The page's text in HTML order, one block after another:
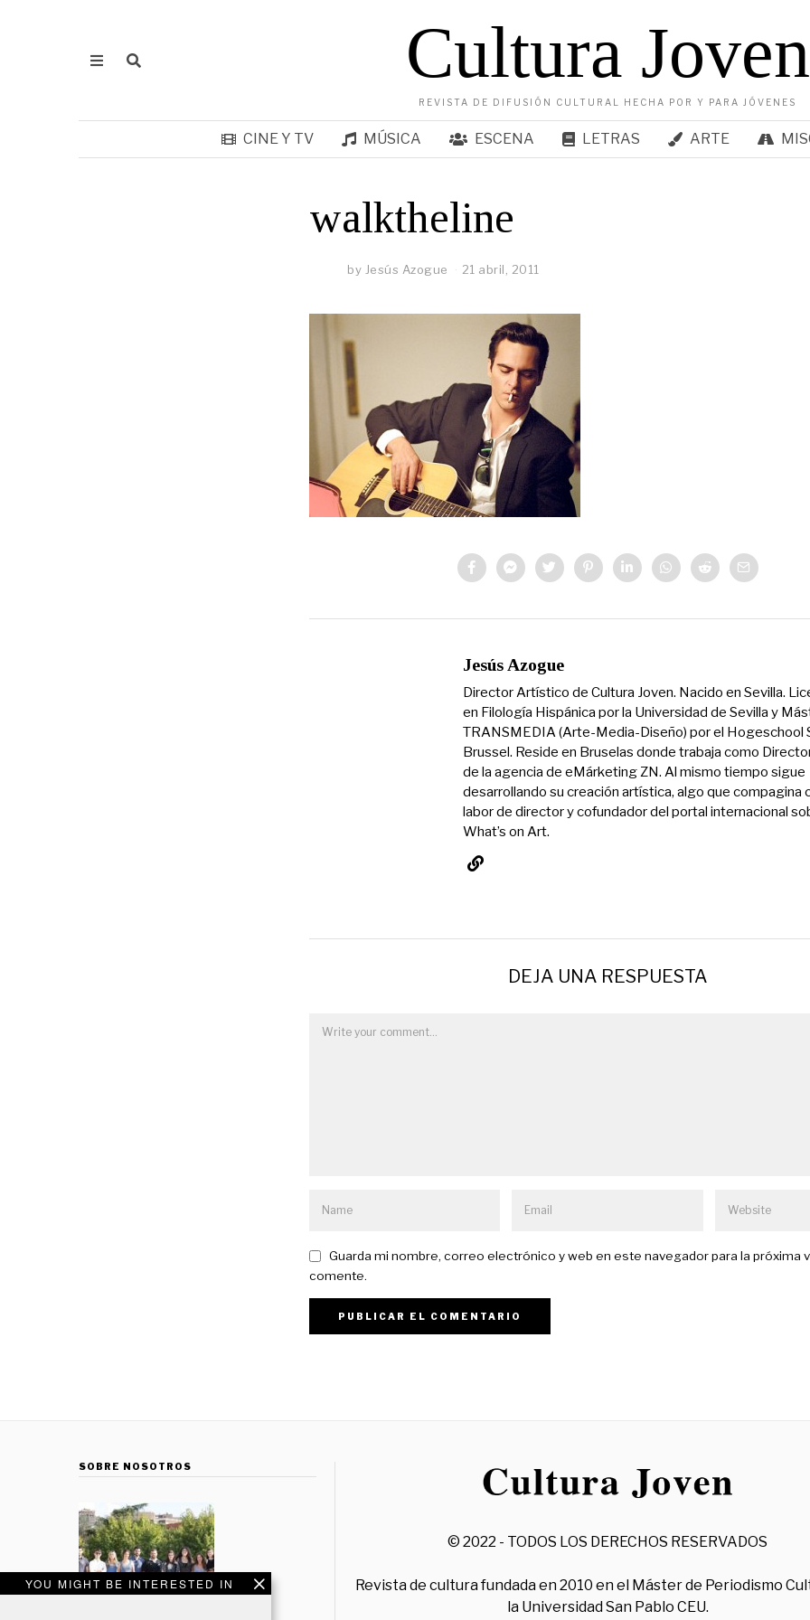
Cultura Joven
REVISTA DE DIFUSIÓN CULTURAL HECHA POR Y PARA JÓVENES
CINE Y TV MÚSICA ESCENA LETRAS ARTE
walktheline
by Jesús Azogue 21 abril, 2011
Jesús Azogue
Director Artístico de Cultura Joven. Nacido en Sevilla.
en Filología Hispánica por la Universidad de Sevilla y
TRANSMEDIA (Arte-Media-Diseño) por el Hogeschool
Brussel. Reside en Bruselas donde trabaja como
de la agencia de eMárketing ZN. Al mismo tiempo sigue
desarrollando su creación artística, algo que compagina
labor de director y cofundador del portal internacional
What’s on Art.
DEJA UNA RESPUESTA
Guarda mi nombre, correo electrónico y web en este navegador para la próxima
comente.
YOU MIGHT BE INTERESTED IN
SOBRE NOSOTROS
© 2022 - TODOS LOS DERECHOS RESERVADOS
Revista de cultura fundada en 2010 en el Máster de Periodismo
la Universidad San Pablo CEU.